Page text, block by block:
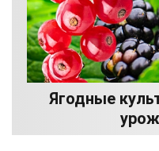
Ягодные